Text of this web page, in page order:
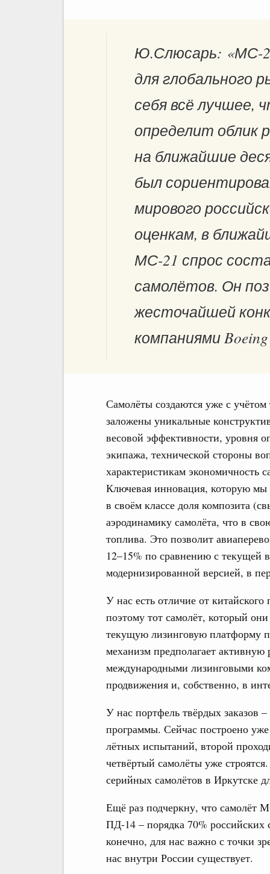
Ю.Слюсарь: «МС-
для глобального
себя всё лучшее,
определит облик
на ближайшие
был
мирового
оценкам, в
МС-21 спрос
самолётов. Он
жесточайшей
компаниями
Самолёты создаются уже с
заложены уникальные
весовой эффективности, уровня
экипажа, технической стороны
характеристикам экономичность
Ключевая инновация, которую мы
в своём классе доля композита
аэродинамику самолёта, что в
топлива. Это позволит
12–15% по сравнению с текущей
модернизированной версией, в
У нас есть отличие от
поэтому тот самолёт, который
текущую лизинговую платформу
механизм предполагает
международными лизинговыми
продвижения и, собственно, в
У нас портфель твёрдых заказов
программы. Сейчас построено
лётных испытаний, второй
четвёртый самолёты уже
серийных самолётов в Иркутске
Ещё раз подчеркну, что самолёт
ПД-14 – порядка 70% российских
конечно, для нас важно с точки
нас внутри России существует.